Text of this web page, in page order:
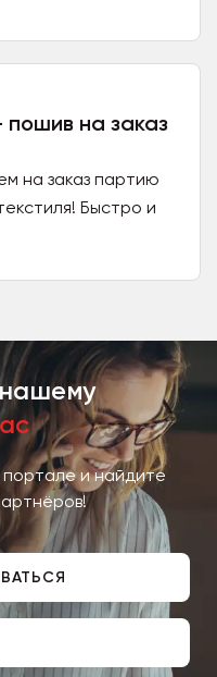
на заказ
на заказ партию
Быстро и
и найдите